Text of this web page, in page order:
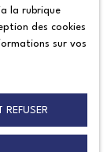
être
indépendants
la rubrique
des cookies
sur vos
REFUSER